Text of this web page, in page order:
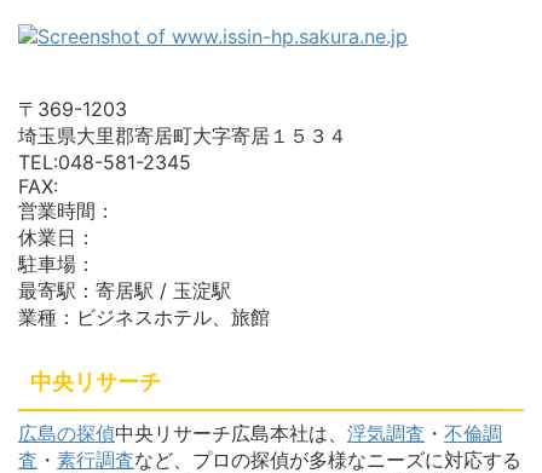
〒369-1203
埼玉県大里郡寄居町大字寄居１５３４
TEL:048-581-2345
FAX:
営業時間：
休業日：
駐車場：
最寄駅：寄居駅 / 玉淀駅
業種：ビジネスホテル、旅館
中央リサーチ
広島の探偵中央リサーチ広島本社は、 浮気調査 ・ 不倫調
査 ・ 素行調査など、プロの探偵が多様なニーズに対応する